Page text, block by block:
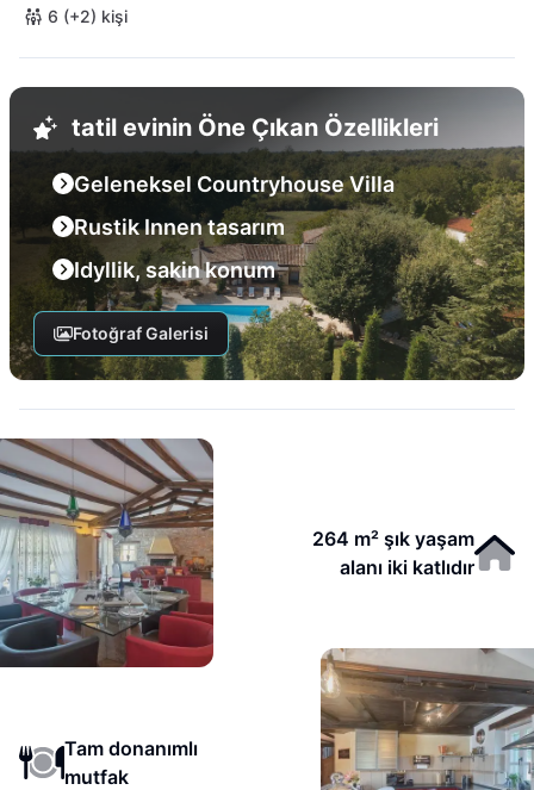
6 (+2) kişi
tatil evinin Öne Çıkan Özellikleri
Geleneksel Countryhouse Villa
Rustik Innen tasarım
Idyllik, sakin konum
Fotoğraf Galerisi
264 m² şık yaşam
alanı iki katlıdır
Tam donanımlı
mutfak